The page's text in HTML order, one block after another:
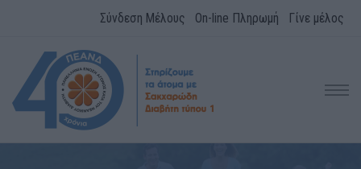
Σύνδεση Μέλους On-line Πληρωμή Γίνε μέλος